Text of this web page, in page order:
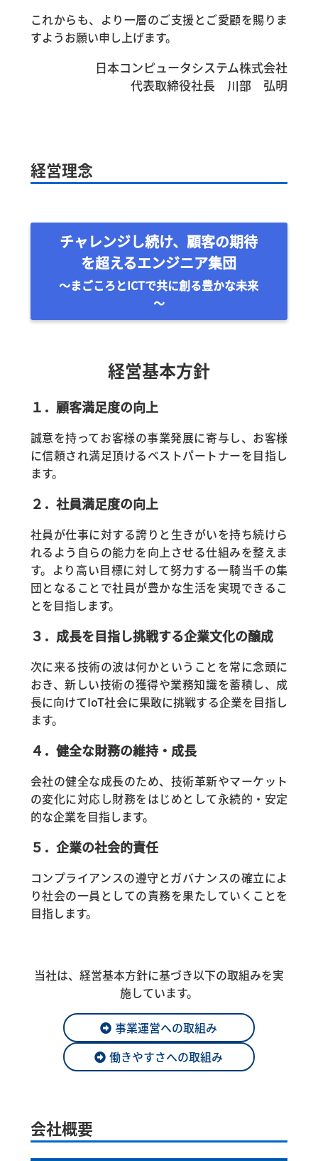
これからも、より一層のご支援とご愛顧を賜りま
すようお願い申し上げます。
日本コンピュータシステム株式会社
代表取締役社長 川部 弘明
経営理念
チャレンジし続け、顧客の期待
を超えるエンジニア集団
～まごころとICTで共に創る豊かな未来
～
経営基本方針
１．顧客満足度の向上
誠意を持ってお客様の事業発展に寄与し、お客様
に信頼され満足頂けるベストパートナーを目指し
ます。
２．社員満足度の向上
社員が仕事に対する誇りと生きがいを持ち続けら
れるよう自らの能力を向上させる仕組みを整えま
す。より高い目標に対して努力する一騎当千の集
団となることで社員が豊かな生活を実現できるこ
とを目指します。
３．成長を目指し挑戦する企業文化の醸成
次に来る技術の波は何かということを常に念頭に
おき、新しい技術の獲得や業務知識を蓄積し、成
長に向けてIoT社会に果敢に挑戦する企業を目指し
ます。
４．健全な財務の維持・成長
会社の健全な成長のため、技術革新やマーケット
の変化に対応し財務をはじめとして永続的・安定
的な企業を目指します。
５．企業の社会的責任
コンプライアンスの遵守とガバナンスの確立によ
り社会の一員としての責務を果たしていくことを
目指します。
当社は、経営基本方針に基づき以下の取組みを実
施しています。
事業運営への取組み
働きやすさへの取組み
会社概要